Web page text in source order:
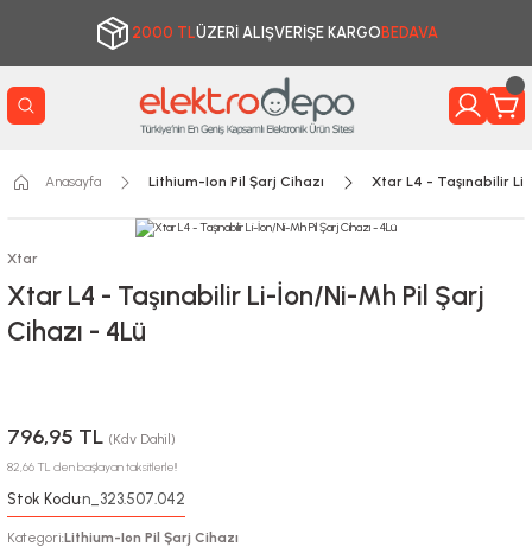
2000 TLÜZERİ ALIŞVERİŞE KARGO BEDAVA
Anasayfa Lithium-Ion Pil Şarj Cihazı Xtar L4 - Taşınabilir
Xtar
Xtar L4 - Taşınabilir Li-İon/Ni-Mh Pil Şarj
Cihazı - 4Lü
796,95 TL (Kdv Dahil)
82,66 TL den başlayan taksitlerle!!
Stok Kodu:n_323.507.042
Kategori:Lithium-Ion Pil Şarj Cihazı